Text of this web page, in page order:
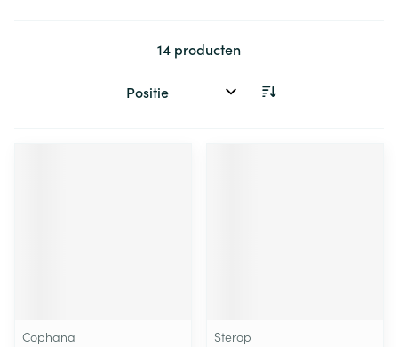
14 producten
Sorteer op:
Cophana
Sterop